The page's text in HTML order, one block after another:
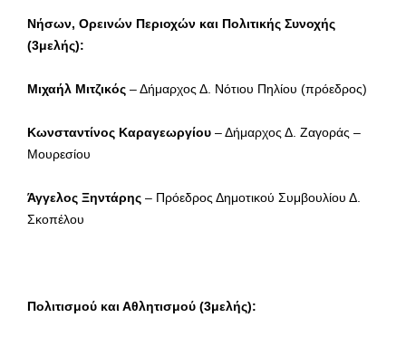
Νήσων, Ορεινών Περιοχών και Πολιτικής Συνοχής
(3μελής):
Μιχαήλ Μιτζικός – Δήμαρχος Δ. Νότιου Πηλίου (πρόεδρος)
Κωνσταντίνος Καραγεωργίου – Δήμαρχος Δ. Ζαγοράς –
Μουρεσίου
Άγγελος Ξηντάρης – Πρόεδρος Δημοτικού Συμβουλίου Δ.
Σκοπέλου
Πολιτισμού και Αθλητισμού (3μελής):